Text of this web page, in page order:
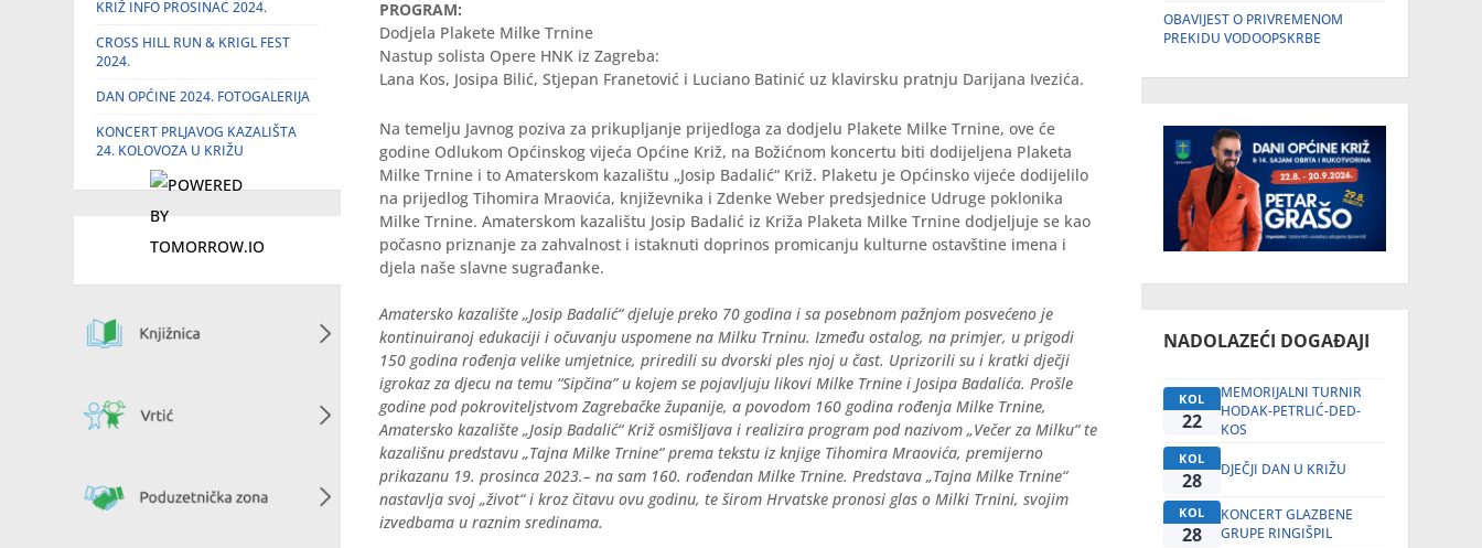
KRIŽ INFO PROSINAC 2024.
CROSS HILL RUN & KRIGL FEST
2024.
DAN OPĆINE 2024. FOTOGALERIJA
KONCERT PRLJAVOG KAZALIŠTA
24. KOLOVOZA U KRIŽU
PROGRAM:
Dodjela Plakete Milke Trnine
Nastup solista Opere HNK iz Zagreba:
Lana Kos, Josipa Bilić, Stjepan Franetović i Luciano Batinić uz klavirsku pratnju Darijana Ivezića.
Na temelju Javnog poziva za prikupljanje prijedloga za dodjelu Plakete Milke Trnine, ove će
godine Odlukom Općinskog vijeća Općine Križ, na Božićnom koncertu biti dodijeljena Plaketa
Milke Trnine i to Amaterskom kazalištu „Josip Badalić“ Križ. Plaketu je Općinsko vijeće dodijelilo
na prijedlog Tihomira Mraovića, književnika i Zdenke Weber predsjednice Udruge poklonika
Milke Trnine. Amaterskom kazalištu Josip Badalić iz Križa Plaketa Milke Trnine dodjeljuje se kao
počasno priznanje za zahvalnost i istaknuti doprinos promicanju kulturne ostavštine imena i
djela naše slavne sugrađanke.
Amatersko kazalište „Josip Badalić“ djeluje preko 70 godina i sa posebnom pažnjom posvećeno je
kontinuiranoj edukaciji i očuvanju uspomene na Milku Trninu. Između ostalog, na primjer, u prigodi
150 godina rođenja velike umjetnice, priredili su dvorski ples njoj u čast. Uprizorili su i kratki dječji
igrokaz za djecu na temu “Sipčina” u kojem se pojavljuju likovi Milke Trnine i Josipa Badalića. Prošle
godine pod pokroviteljstvom Zagrebačke županije, a povodom 160 godina rođenja Milke Trnine,
Amatersko kazalište „Josip Badalić“ Križ osmišljava i realizira program pod nazivom „Večer za Milku“ te
kazališnu predstavu „Tajna Milke Trnine“ prema tekstu iz knjige Tihomira Mraovića, premijerno
prikazanu 19. prosinca 2023.– na sam 160. rođendan Milke Trnine. Predstava „Tajna Milke Trnine“
nastavlja svoj „život“ i kroz čitavu ovu godinu, te širom Hrvatske pronosi glas o Milki Trnini, svojim
izvedbama u raznim sredinama.
OBAVIJEST O PRIVREMENOM
PREKIDU VODOOPSKRBE
NADOLAZEĆI DOGAĐAJI
KOL
22
MEMORIJALNI TURNIR
HODAK-PETRLIĆ-DED-
KOS
KOL
28 DJEČJI DAN U KRIŽU
KOL
28
KONCERT GLAZBENE
GRUPE RINGIŠPIL